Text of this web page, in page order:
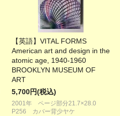
【英語】VITAL FORMS
American art and design in the
atomic age, 1940-1960
BROOKLYN MUSEUM OF
ART
5,700円(税込)
2001年 ページ部分21.7×28.0
P256 カバー背少ヤケ